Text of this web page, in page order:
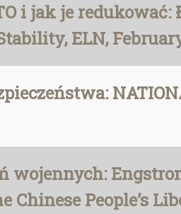
i jak je redukować:
ELN,
wojennych:
Chinese People’s